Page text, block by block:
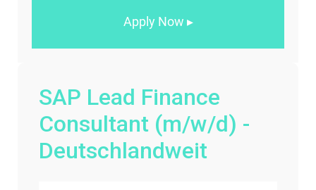
SAP Lead Finance
Consultant (m/w/d) -
Deutschlandweit